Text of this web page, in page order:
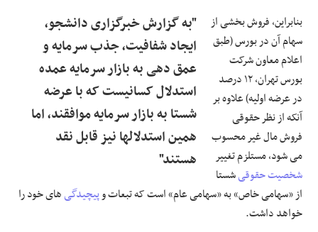
"به گزارش خبرگزاری دانشجو،
ایجاد شفافیت، جذب سرمایه و
عمق دهی به بازار سرمایه عمده
استدلال کسانیست که با عرضه
شستا به بازار سرمایه موافقند، اما
همین استدلالها نیز قابل نقد
هستند"
بنابراین، فروش بخشی از
سهام آن در بورس (طبق
اعلام معاون شرکت
بورس تهران، ۱۲ درصد
در عرضه اولیه) علاوه بر
آنکه از نظر حقوقی
فروش مال غیر محسوب
می شود، مستلزم تغییر
شخصیت حقوقیشستا
از «سهامی خاص» به «سهامی عام» است که تبعات وپیچیدگیهای خود را
خواهد داشت.